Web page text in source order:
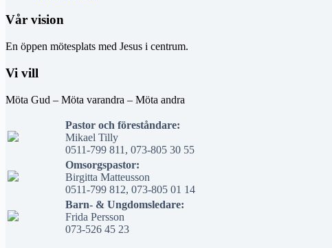
Vår vision
En öppen mötesplats med Jesus i centrum.
Vi vill
Möta Gud – Möta varandra – Möta andra
Pastor och föreståndare:
Mikael Tilly
0511-799 811, 073-805 30 55
Omsorgspastor:
Birgitta Matteusson
0511-799 812, 073-805 01 14
Barn- & Ungdomsledare:
Frida Persson
073-526 45 23